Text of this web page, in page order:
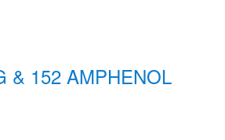
& 152 AMPHENOL